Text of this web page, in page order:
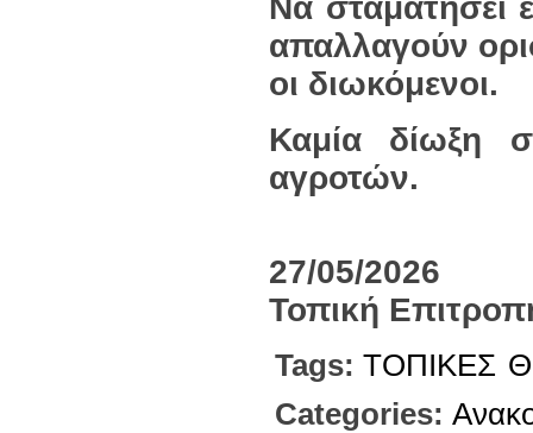
Να σταματήσει
απαλλαγούν
οι διωκόμενοι.
Καμία δίωξη
αγροτών.
27/05/2026
Τοπική
Tags: ΤΟΠΙΚΕΣ
Categories: